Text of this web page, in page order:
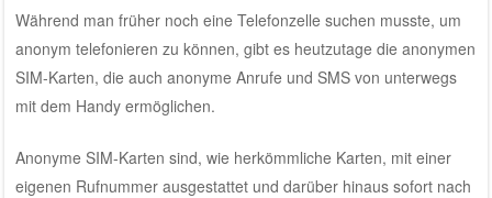
Während man früher noch eine Telefonzelle suchen musste, um
anonym telefonieren zu können, gibt es heutzutage die anonymen
SIM-Karten, die auch anonyme Anrufe und SMS von unterwegs
mit dem Handy ermöglichen.
Anonyme SIM-Karten sind, wie herkömmliche Karten, mit einer
eigenen Rufnummer ausgestattet und darüber hinaus sofort nach